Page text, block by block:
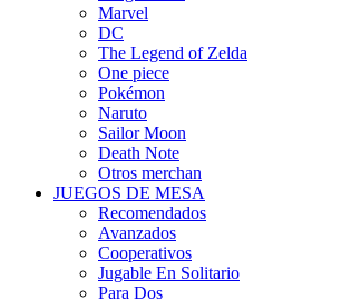
Marvel
DC
The Legend of Zelda
One piece
Pokémon
Naruto
Sailor Moon
Death Note
Otros merchan
JUEGOS DE MESA
Recomendados
Avanzados
Cooperativos
Jugable En Solitario
Para Dos